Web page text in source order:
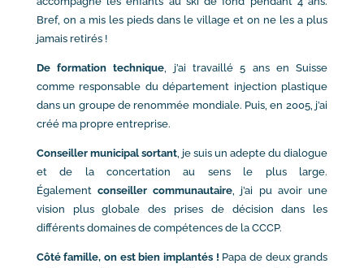
Bref, on a mis les pieds dans le village et on ne les a plus
jamais retirés !
De formation technique , j’ai travaillé 5 ans en Suisse
comme responsable du département injection plastique
dans un groupe de renommée mondiale. Puis, en 2005, j’ai
créé ma propre entreprise.
Conseiller municipal sortant, je suis un adepte du dialogue
et de la concertation au sens le plus large.
Égalementconseiller communautaire , j’ai pu avoir une
vision plus globale des prises de décision dans les
différents domaines de compétences de la CCCP.
Côté famille, on est bien implantés ! Papa de deux grands